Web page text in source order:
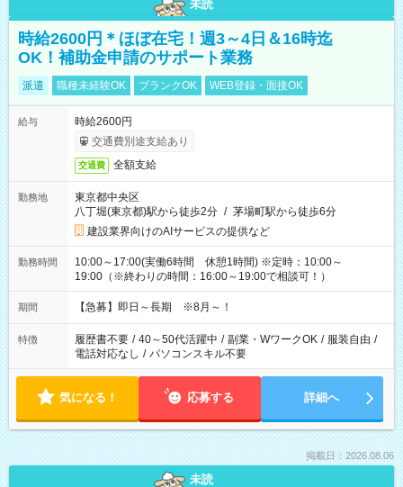
未読
時給2600円＊ほぼ在宅！週3～4日＆16時迄
OK！補助金申請のサポート業務
派遣 職種未経験OK ブランクOK WEB登録・面接OK
給与
時給2600円
交通費別途支給あり
交通費 全額支給
勤務地
東京都中央区
八丁堀(東京都)駅から徒歩2分 / 茅場町駅から徒歩6分
建設業界向けのAIサービスの提供など
勤務時間
10:00～17:00(実働6時間 休憩1時間) ※定時：10:00～
19:00（※終わりの時間：16:00～19:00で相談可！）
期間 【急募】即日～長期 ※8月～！
特徴 履歴書不要 / 40～50代活躍中 / 副業・WワークOK / 服装自由 /
電話対応なし / パソコンスキル不要
気になる！ 応募する 詳細へ
掲載日：2026.08.06
未読